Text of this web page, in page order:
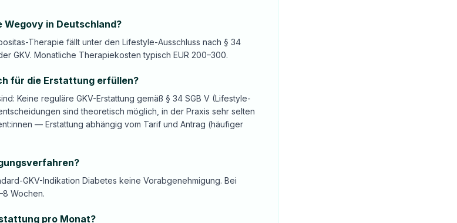
Wegovy in Deutschland?
Therapie fällt unter den Lifestyle-Ausschluss nach § 34
GKV. Monatliche Therapiekosten typisch EUR 200–300.
für die Erstattung erfüllen?
Keine reguläre GKV-Erstattung gemäß § 34 SGB V (Lifestyle-
sind theoretisch möglich, in der Praxis sehr selten
— Erstattung abhängig vom Tarif und Antrag (häufiger
GKV-Indikation Diabetes keine Vorabgenehmigung. Bei
Wochen.
pro Monat?